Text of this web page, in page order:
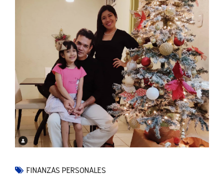
FINANZAS PERSONALES